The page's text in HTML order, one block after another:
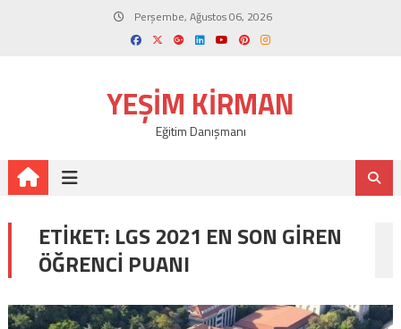
Perşembe, Ağustos 06, 2026
YEŞIM KIRMAN
Eğitim Danışmanı
ETIKET: LGS 2021 EN SON GIREN
ÖĞRENCI PUANI